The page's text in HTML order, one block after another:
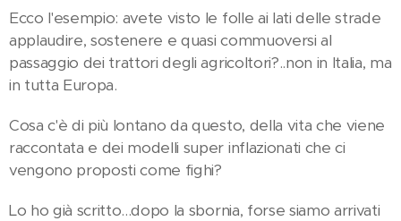
Ecco l'esempio: avete visto le folle ai lati delle strade
applaudire, sostenere e quasi commuoversi al
passaggio dei trattori degli agricoltori?..non in Italia, ma
in tutta Europa.
Cosa c'è di più lontano da questo, della vita che viene
raccontata e dei modelli super inflazionati che ci
vengono proposti come fighi?
Lo ho già scritto...dopo la sbornia, forse siamo arrivati